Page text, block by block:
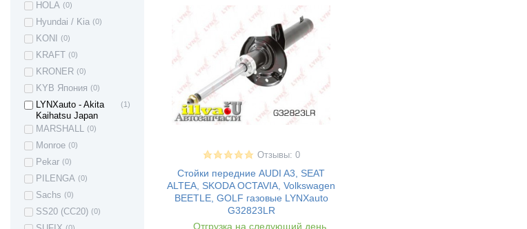
HOLA (0)
Hyundai / Kia (0)
KONI (0)
KRAFT (0)
KRONER (0)
KYB Япония (0)
LYNXauto - Akita
Kaihatsu Japan
(1)
MARSHALL (0)
Monroe (0)
Pekar (0)
PILENGA (0)
Sachs (0)
SS20 (СС20) (0)
Suzuki Grand
Vitara
Toyota Auris
Toyota Corolla
Toyota Camry
Toyota Verso
Toyota Yaris
Toyota Urban
Cruiser
OPEL Astra
OPEL Astra J
Opel Astra F
Opel Corsa D
OPEL Kadett
Opel Kadett E
Отзывы: 0
Стойки передние AUDI A3, SEAT
ALTEA, SKODA OCTAVIA, Volkswagen
BEETLE, GOLF газовые LYNXauto
G32823LR
Отгрузка на следующий день